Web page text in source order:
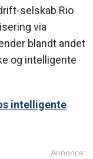
selskab Rio
via
blandt andet
og intelligente
intelligente
Annonce: